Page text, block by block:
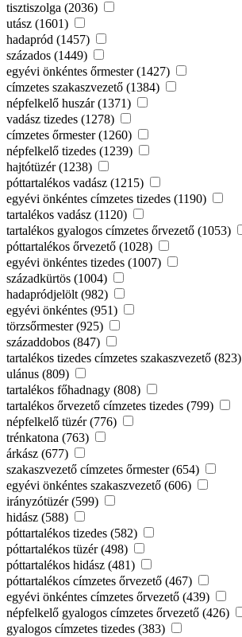
tisztiszolga (2036)
utász (1601)
hadapród (1457)
százados (1449)
egyévi önkéntes őrmester (1427)
címzetes szakaszvezető (1384)
népfelkelő huszár (1371)
vadász tizedes (1278)
címzetes őrmester (1260)
népfelkelő tizedes (1239)
hajtótüzér (1238)
póttartalékos vadász (1215)
egyévi önkéntes címzetes tizedes (1190)
tartalékos vadász (1120)
tartalékos gyalogos címzetes őrvezető (1053)
póttartalékos őrvezető (1028)
egyévi önkéntes tizedes (1007)
századkürtös (1004)
hadapródjelölt (982)
egyévi önkéntes (951)
törzsőrmester (925)
századdobos (847)
tartalékos tizedes címzetes szakaszvezető (823)
ulánus (809)
tartalékos főhadnagy (808)
tartalékos őrvezető címzetes tizedes (799)
népfelkelő tüzér (776)
trénkatona (763)
árkász (677)
szakaszvezető címzetes őrmester (654)
egyévi önkéntes szakaszvezető (606)
irányzótüzér (599)
hidász (588)
póttartalékos tizedes (582)
póttartalékos tüzér (498)
póttartalékos hidász (481)
póttartalékos címzetes őrvezető (467)
egyévi önkéntes címzetes őrvezető (439)
népfelkelő gyalogos címzetes őrvezető (426)
gyalogos címzetes tizedes (383)